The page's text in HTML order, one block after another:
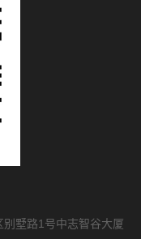
墅路1号中志智谷大厦